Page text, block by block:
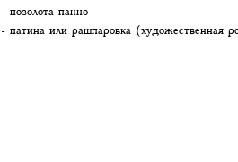
- позолота панно
- патина или рашпаровка (художественная